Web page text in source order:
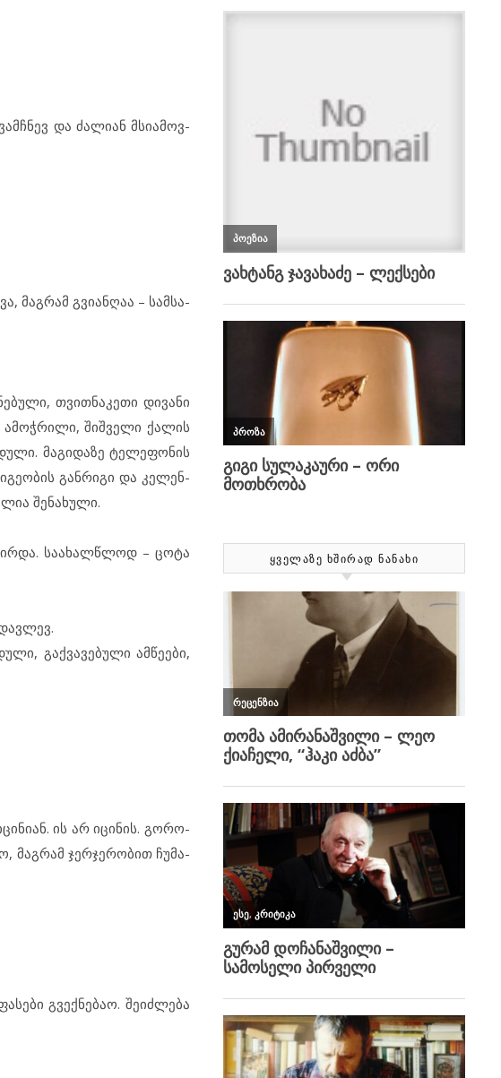
და ძა­ლი­ან მსი­ა­მოვ­
მაგ­რამ გვი­ან­ღაა – სამ­სა­
თვით­ნა­კე­თი დი­ვა­ნი
ამ­ოჭ­რი­ლი, შიშ­ვე­ლი ქა­ლის
მა­გი­და­ზე ტე­ლე­ფო­ნის
გან­რი­გი და კე­ლენ­
შე­ნა­ხუ­ლი.
სა­ა­ხალ­წ­ლოდ – ცო­ტა
გაქ­ვა­ვე­ბუ­ლი ამ­წე­ე­ბი,
ის არ იც­ი­ნის. გო­რო­
მაგ­რამ ჯერ­ჯე­რო­ბით ჩუ­მა­
გვექ­ნე­ბაო. შე­იძ­ლე­ბა
ᲧᲕᲔᲚᲐᲖᲔ ᲮᲨᲘᲠᲐᲓ ᲜᲐᲜᲐᲮᲘ